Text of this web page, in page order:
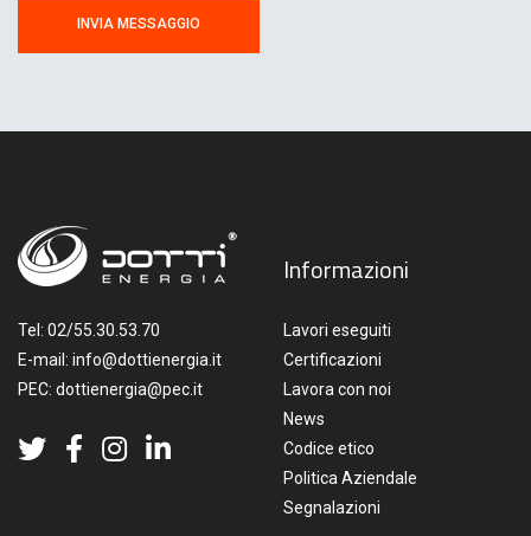
Tel: 02/55.30.53.70
E-mail: info@dottienergia.it
PEC: dottienergia@pec.it
Informazioni
Lavori eseguiti
Certificazioni
Lavora con noi
News
Codice etico
Politica Aziendale
Segnalazioni